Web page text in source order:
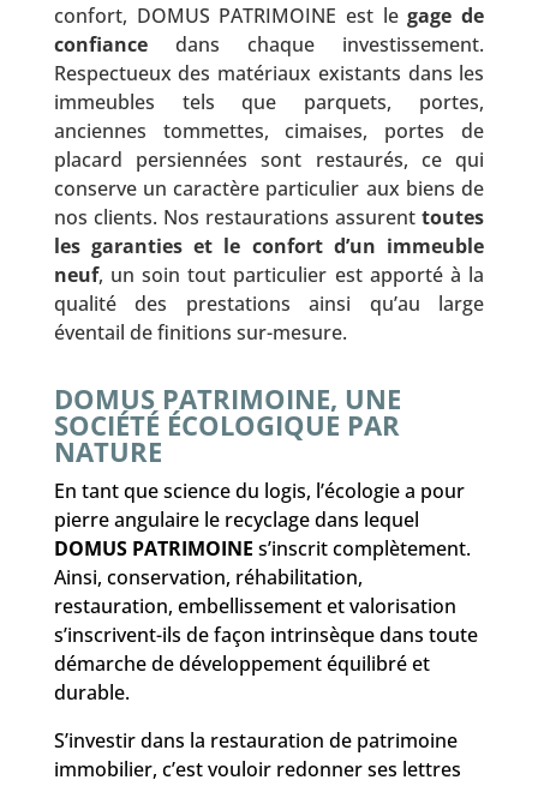
confort, DOMUS PATRIMOINE est legage de
confiancedans chaque investissement.
Respectueux des matériaux existants dans les
immeubles tels que parquets, portes,
anciennes tommettes, cimaises, portes de
placard persiennées sont restaurés, ce qui
conserve un caractère particulier aux biens de
nos clients. Nos restaurations assurenttoutes
les garanties et le confort d’un immeuble
neuf, un soin tout particulier est apporté à la
qualité des prestations ainsi qu’au large
éventail de finitions sur-mesure.
DOMUS PATRIMOINE, UNE
SOCIÉTÉ ÉCOLOGIQUE PAR
NATURE
En tant que science du logis, l’écologie a pour
pierre angulaire le recyclage dans lequel
DOMUS PATRIMOINE s’inscrit complètement.
Ainsi, conservation, réhabilitation,
restauration, embellissement et valorisation
s’inscrivent-ils de façon intrinsèque dans toute
démarche de développement équilibré et
durable.
S’investir dans la restauration de patrimoine
immobilier, c’est vouloir redonner ses lettres